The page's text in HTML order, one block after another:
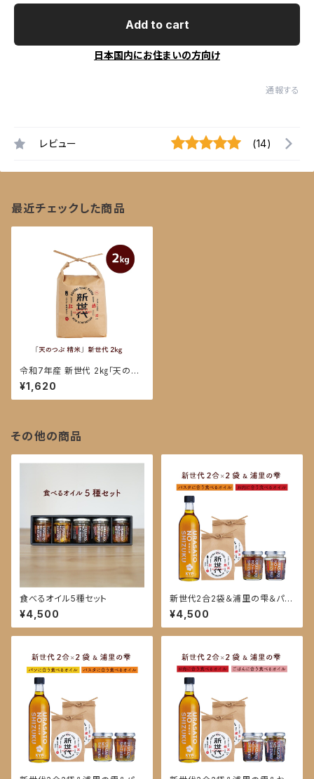
Add to cart
日本国内にお住まいの方向け
通報する
レビュー (14)
最近チェックした商品
令和7年産 新世代 2㎏「天のつ
ぶ 精米」
¥1,620
その他の商品
食べるオイル5種セット
¥4,500
新世代2合2袋＆浦里の雫＆パス
タに合う食べるオイル・お肉に合
う食べるオイル
¥4,500